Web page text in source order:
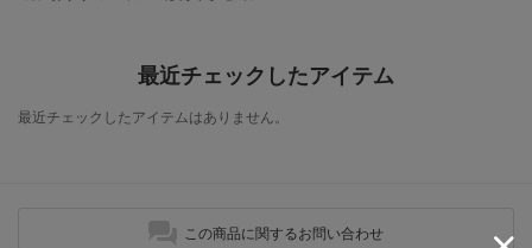
最近チェックしたアイテム
最近チェックしたアイテムはありません。
この商品に関するお問い合わせ